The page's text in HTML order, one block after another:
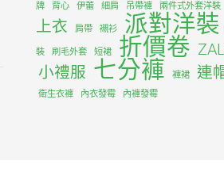
牌
背心 伊蕾 細肩 吊帶褲 兩件式外套洋裝
上衣
肩帶 襯衫 派對洋裝
裝 刷毛外套 短裙 折價卷
小禮服 七分褲 褲裙 連
衛生衣褲 內衣發霉 內褲發霉